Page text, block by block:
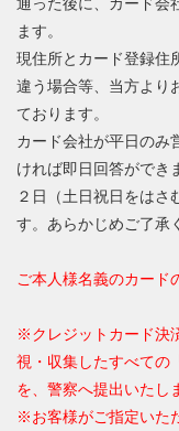
ます。
現住所とカード登録住
違う場合等、当方より
ております。
カード会社が平日のみ
ければ即日回答ができ
２日（土日祝日をはさ
す。あらかじめご了承
ご本人様名義のカード
※クレジットカード決
視・収集したすべての
を、警察へ提出いたし
※お客様がご指定いた